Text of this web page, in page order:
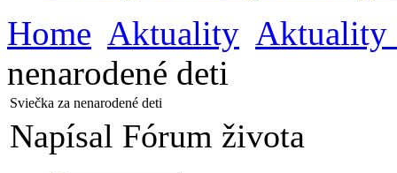
Home Aktuality Aktuality
nenarodené deti
Sviečka za nenarodené deti
Napísal Fórum života